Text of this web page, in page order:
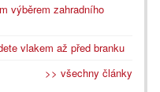
výběrem zahradního
vlakem až před branku
>> všechny články